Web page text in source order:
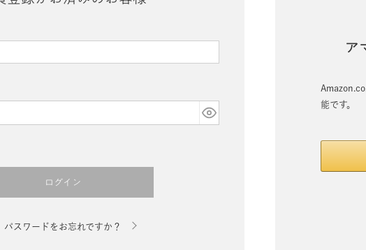
ログイン
パスワードをお忘れですか？
ア
能です。